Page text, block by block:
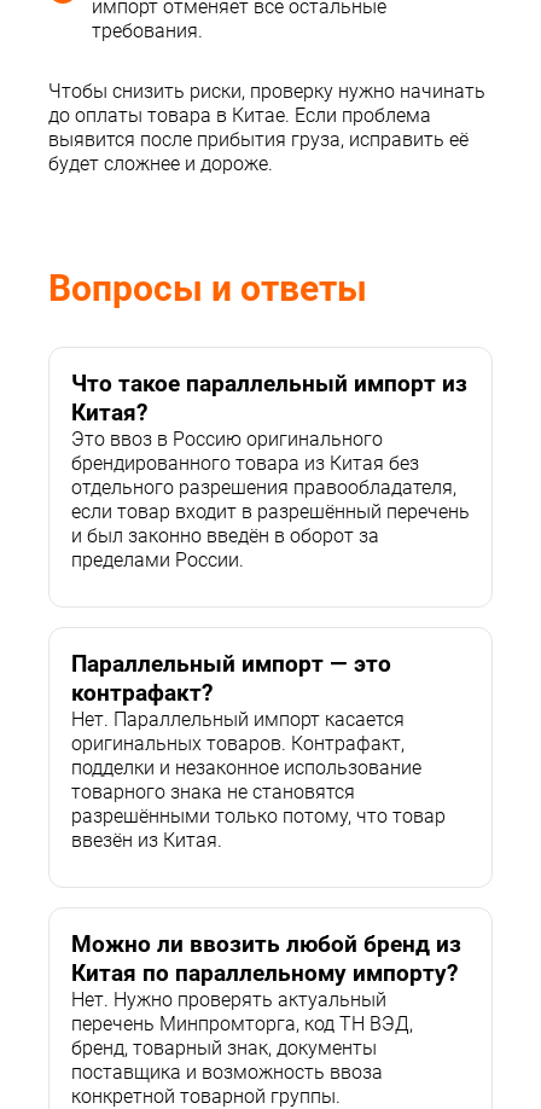
импорт отменяет все остальные
требования.
Чтобы снизить риски, проверку нужно начинать
до оплаты товара в Китае. Если проблема
выявится после прибытия груза, исправить её
будет сложнее и дороже.
Вопросы и ответы
Что такое параллельный импорт из
Китая?
Это ввоз в Россию оригинального
брендированного товара из Китая без
отдельного разрешения правообладателя,
если товар входит в разрешённый перечень
и был законно введён в оборот за
пределами России.
Параллельный импорт — это
контрафакт?
Нет. Параллельный импорт касается
оригинальных товаров. Контрафакт,
подделки и незаконное использование
товарного знака не становятся
разрешёнными только потому, что товар
ввезён из Китая.
Можно ли ввозить любой бренд из
Китая по параллельному импорту?
Нет. Нужно проверять актуальный
перечень Минпромторга, код ТН ВЭД,
бренд, товарный знак, документы
поставщика и возможность ввоза
конкретной товарной группы.